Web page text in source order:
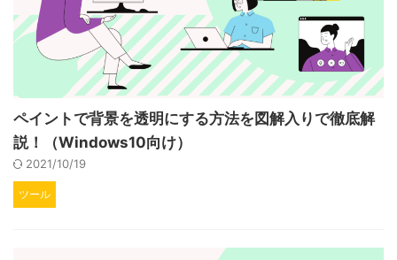
ペイントで背景を透明にする方法を図解入りで徹底解
説！（Windows10向け）
2021/10/19
ツール